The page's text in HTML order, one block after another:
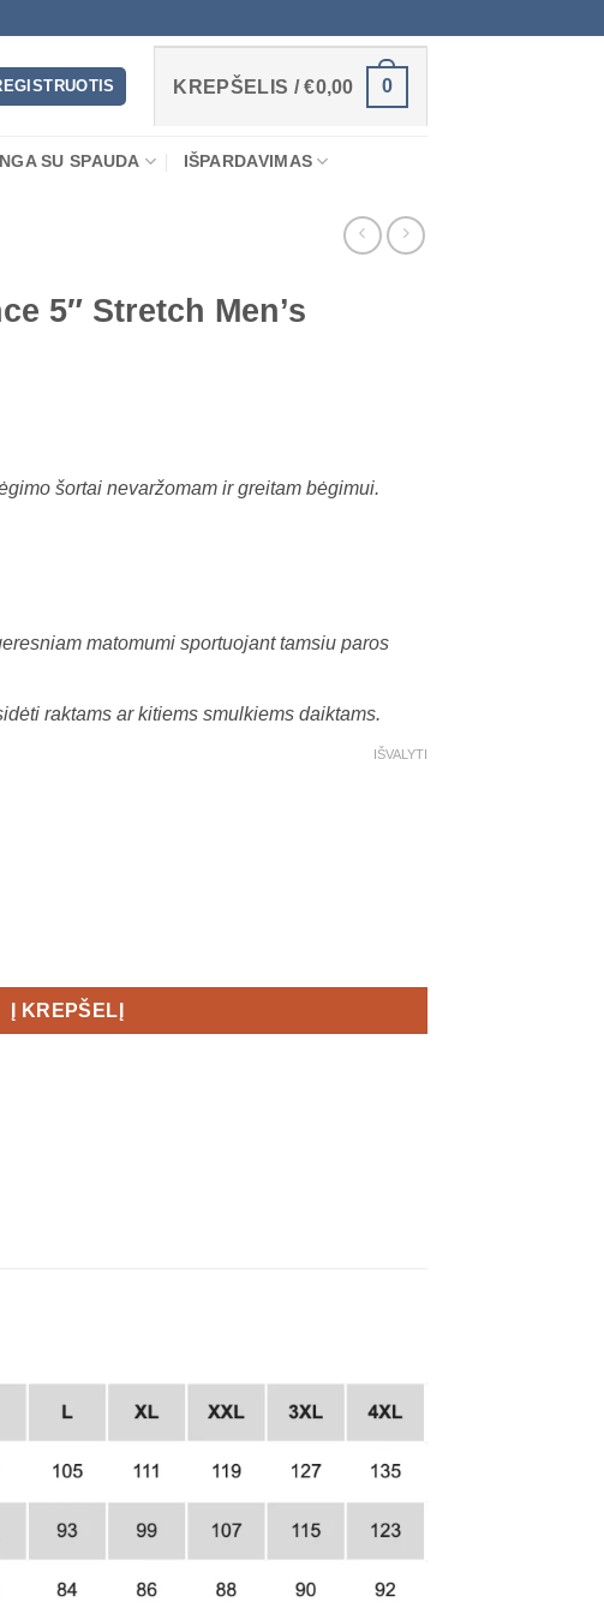
KREPŠELIS /€0,00 0
SU SPAUDA IŠPARDAVIMAS
5″ Stretch Men’s
šortai nevaržomam ir greitam bėgimui.
matomumi sportuojant tamsiu paros
raktams ar kitiems smulkiems daiktams.
IŠVALYTI
5" Stretch Men's
Į KREPŠELĮ